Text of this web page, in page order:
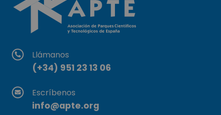
Llámanos
(+34) 951 23 13 06
Escríbenos
info@apte.org